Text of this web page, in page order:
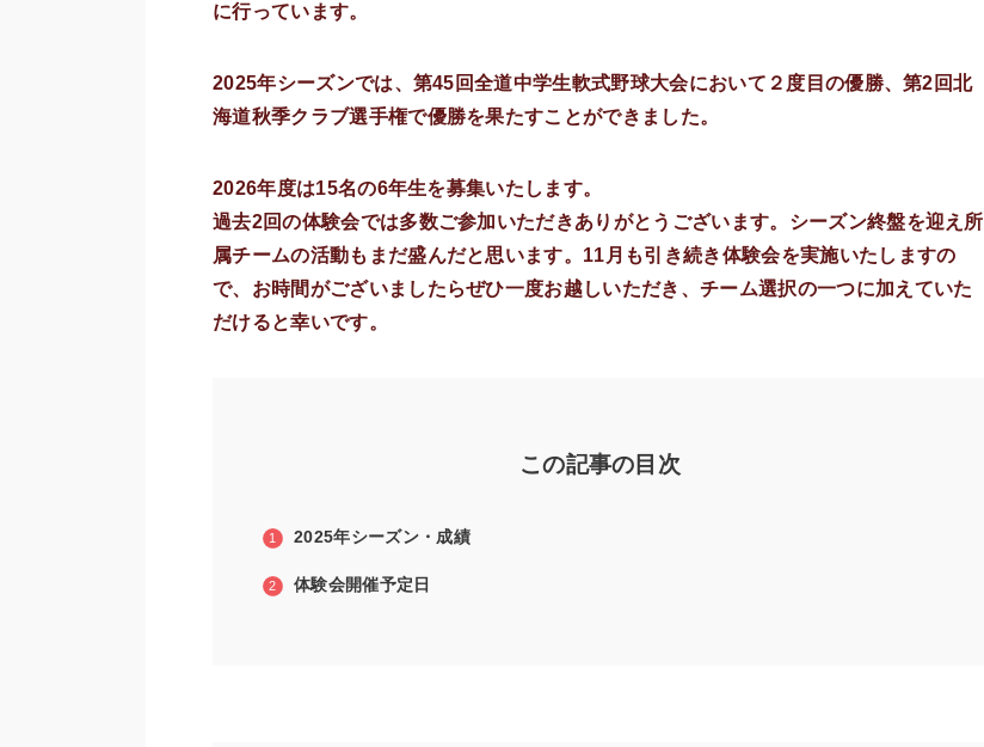
に行っています。
2025年シーズンでは、第45回全道中学生軟式野球大会において２度目の優勝、第2回北
海道秋季クラブ選手権で優勝を果たすことができました。
2026年度は15名の6年生を募集いたします。
過去2回の体験会では多数ご参加いただきありがとうございます。シーズン終盤を迎え所
属チームの活動もまだ盛んだと思います。11月も引き続き体験会を実施いたしますの
で、お時間がございましたらぜひ一度お越しいただき、チーム選択の一つに加えていた
だけると幸いです。
この記事の目次
2025年シーズン・成績
体験会開催予定日